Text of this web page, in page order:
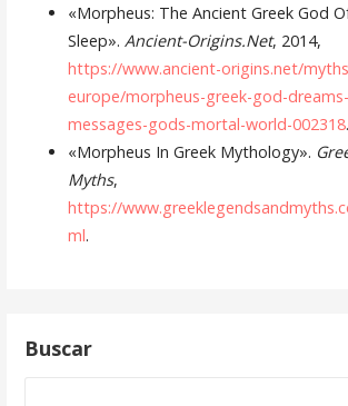
«Morpheus: The Ancient Greek God
Sleep». Ancient-Origins.Net, 2014,
https://www.ancient-origins.net/
europe/morpheus-greek-god-
messages-gods-mortal-world-002318.
«Morpheus In Greek Mythology».
Myths,
https://
ml.
Buscar